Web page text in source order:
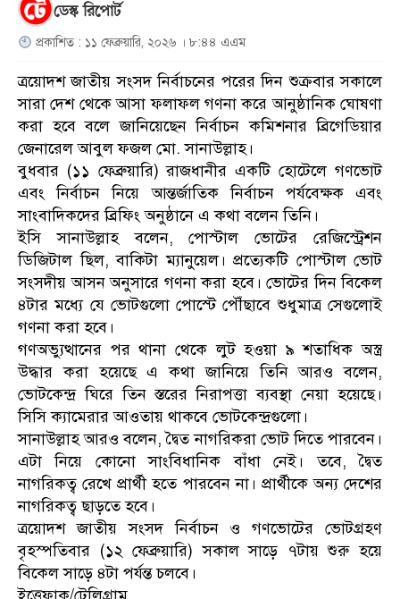
ডেস্ক রিপোর্ট
প্রকাশিত : ১১ ফেব্রুয়ারি, ২০২৬ । ৮:৪৪ এএম
ত্রয়োদশ জাতীয় সংসদ নির্বাচনের পরের দিন শুক্রবার সকালে
সারা দেশ থেকে আসা ফলাফল গণনা করে আনুষ্ঠানিক ঘোষণা
করা হবে বলে জানিয়েছেন নির্বাচন কমিশনার ব্রিগেডিয়ার
জেনারেল আবুল ফজল মো. সানাউল্লাহ।
বুধবার (১১ ফেব্রুয়ারি) রাজধানীর একটি হোটেলে গণভোট
এবং নির্বাচন নিয়ে আন্তর্জাতিক নির্বাচন পর্যবেক্ষক এবং
সাংবাদিকদের ব্রিফিং অনুষ্ঠানে এ কথা বলেন তিনি।
ইসি সানাউল্লাহ বলেন, পোস্টাল ভোটের রেজিস্ট্রেশন
ডিজিটাল ছিল, বাকিটা ম্যানুয়েল। প্রত্যেকটি পোস্টাল ভোট
সংসদীয় আসন অনুসারে গণনা করা হবে। ভোটের দিন বিকেল
৪টার মধ্যে যে ভোটগুলো পোস্টে পৌঁছাবে শুধুমাত্র সেগুলোই
গণনা করা হবে।
গণঅভ্যুত্থানের পর থানা থেকে লুট হওয়া ৯ শতাধিক অস্ত্র
উদ্ধার করা হয়েছে এ কথা জানিয়ে তিনি আরও বলেন,
ভোটকেন্দ্র ঘিরে তিন স্তরের নিরাপত্তা ব্যবস্থা নেয়া হয়েছে।
সিসি ক্যামেরার আওতায় থাকবে ভোটকেন্দ্রগুলো।
সানাউল্লাহ আরও বলেন, দ্বৈত নাগরিকরা ভোট দিতে পারবেন।
এটা নিয়ে কোনো সাংবিধানিক বাঁধা নেই। তবে, দ্বৈত
নাগরিকত্ব রেখে প্রার্থী হতে পারবেন না। প্রার্থীকে অন্য দেশের
নাগরিকত্ব ছাড়তে হবে।
ত্রয়োদশ জাতীয় সংসদ নির্বাচন ও গণভোটের ভোটগ্রহণ
বৃহস্পতিবার (১২ ফেব্রুয়ারি) সকাল সাড়ে ৭টায় শুরু হয়ে
বিকেল সাড়ে ৪টা পর্যন্ত চলবে।